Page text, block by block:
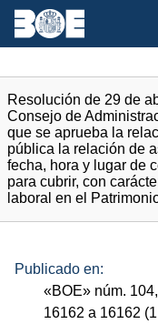
Resolución de 29 de
Consejo de
que se aprueba la
pública la relación de
fecha, hora y lugar de
para cubrir, con
laboral en el
Publicado en:
«BOE» núm.
16162 a 16162 (1